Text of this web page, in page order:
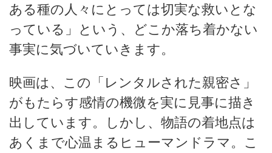
ある種の人々にとっては切実な救いとな
っている」という、どこか落ち着かない
事実に気づいていきます。
映画は、この「レンタルされた親密さ」
がもたらす感情の機微を実に見事に描き
出しています。しかし、物語の着地点は
あくまで心温まるヒューマンドラマ。こ